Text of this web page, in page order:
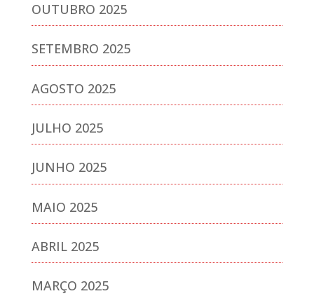
OUTUBRO 2025
SETEMBRO 2025
AGOSTO 2025
JULHO 2025
JUNHO 2025
MAIO 2025
ABRIL 2025
MARÇO 2025